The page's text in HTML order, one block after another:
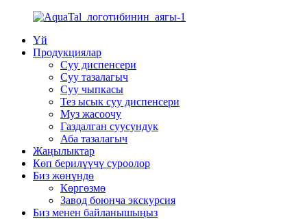
Үй
Продукциялар
Суу диспенсери
Суу тазалагыч
Суу чыпкасы
Тез ысык суу диспенсери
Муз жасоочу
Газдалган суусундук
Аба тазалагыч
Жаңылыктар
Көп берилүүчү суроолор
Биз жөнүндө
Көргөзмө
Завод боюнча экскурсия
Биз менен байланышыңыз